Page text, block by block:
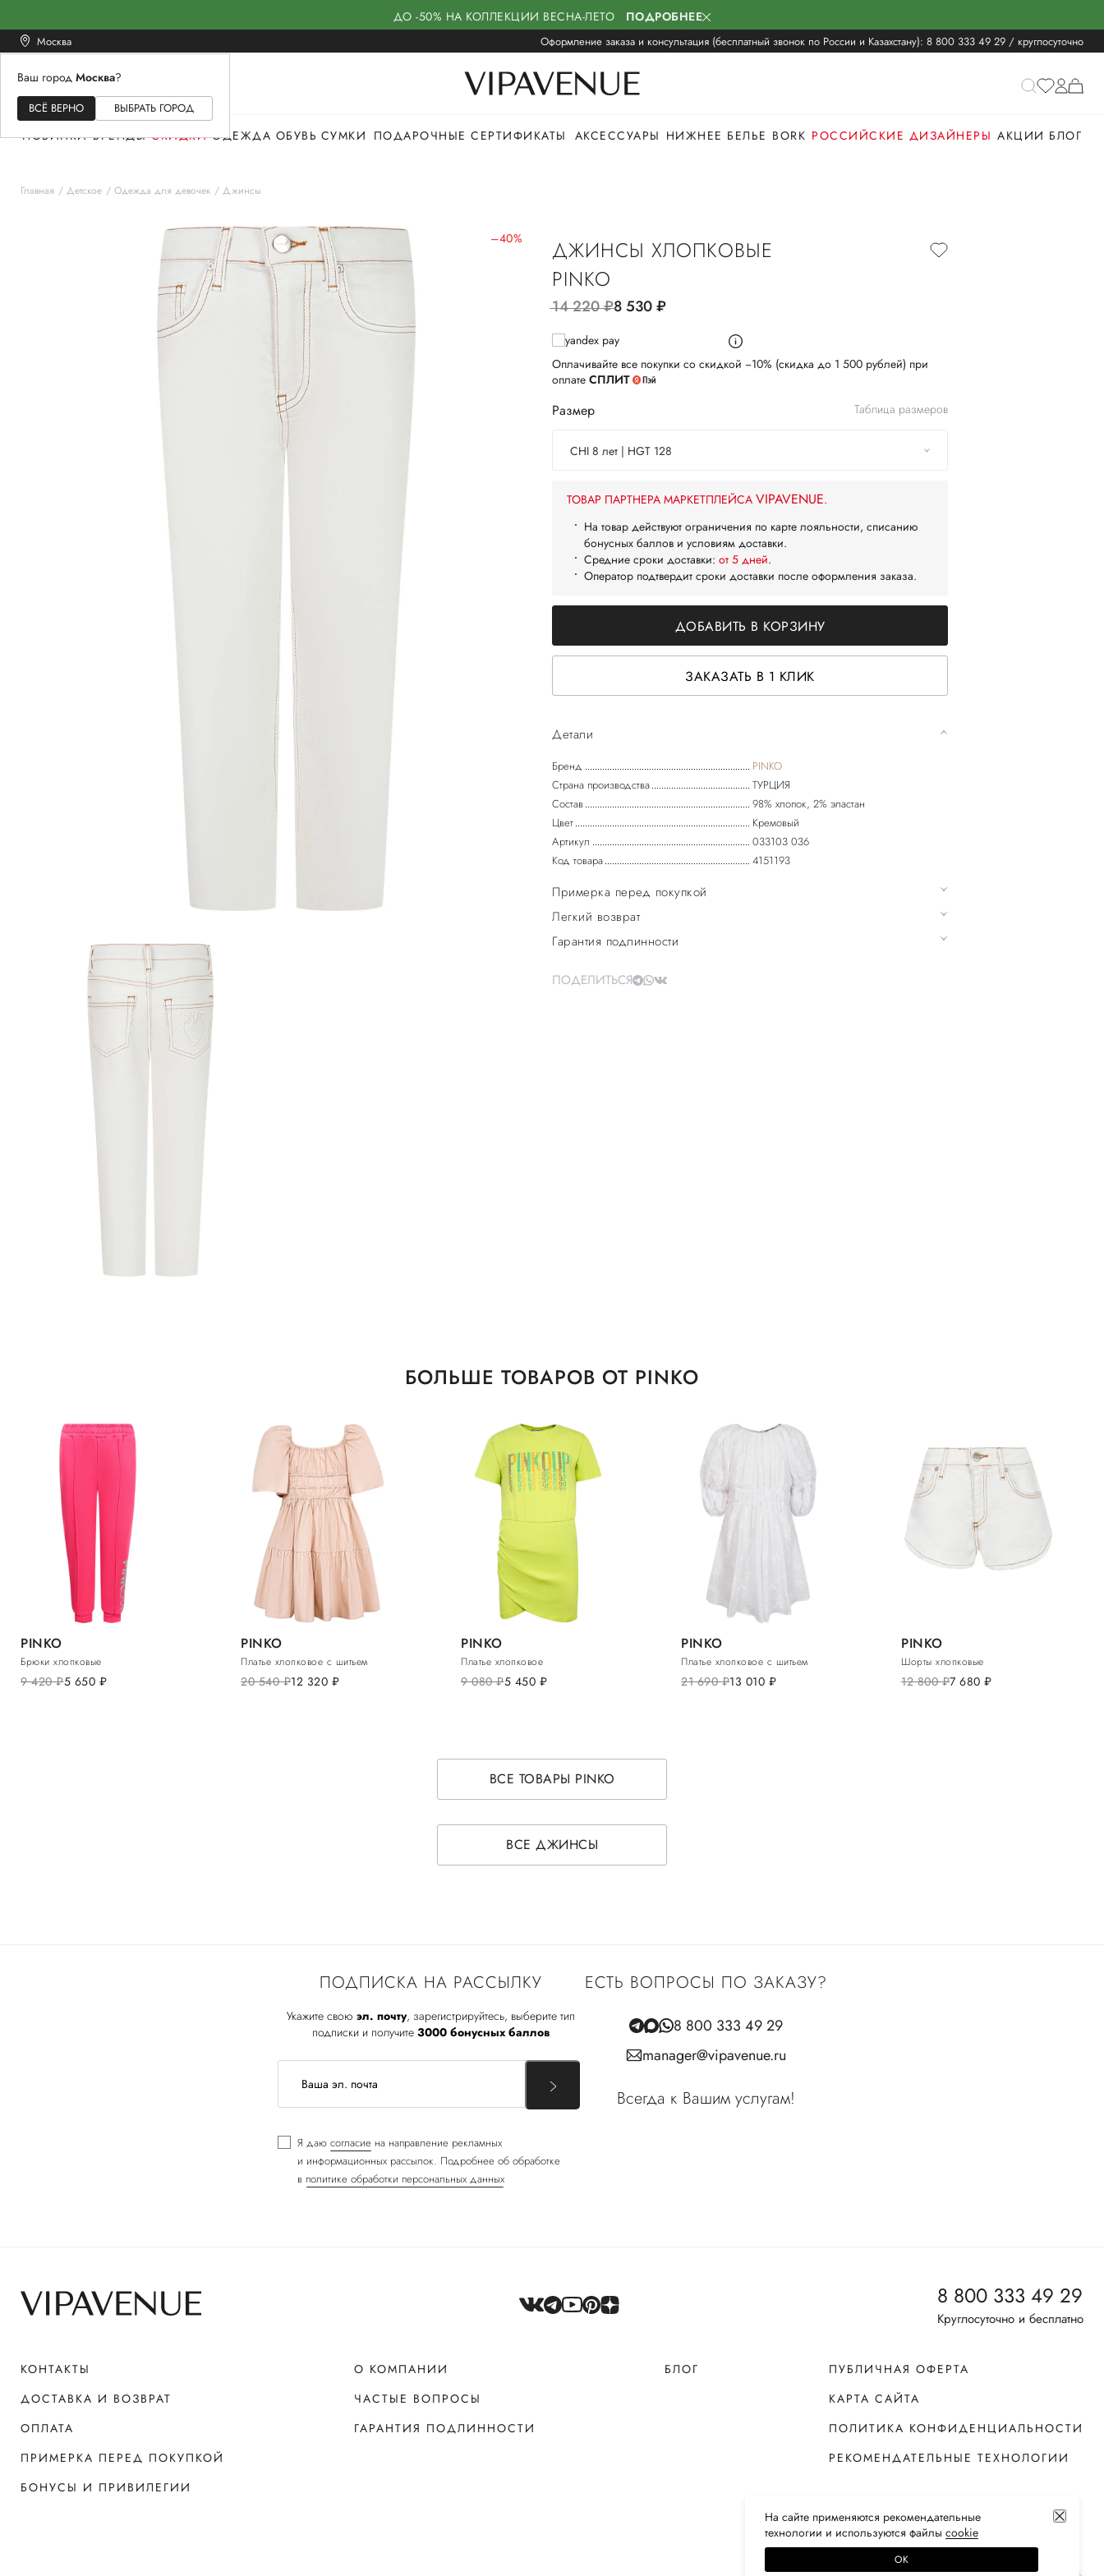
ДО -50% НА КОЛЛЕКЦИИ ВЕСНА-ЛЕТО ПОДРОБНЕЕ
Москва Оформление заказа и консультация (бесплатный звонок по России и Казахстану): 8 800 333 49 29 / круглосуточно
Ваш город Москва?
ВСЁ ВЕРНО ВЫБРАТЬ ГОРОД
ЖЕНСКОЕМУЖСКОЕ
НОВИНКИ БРЕНДЫ СКИДКИ ОДЕЖДА ОБУВЬ СУМКИ ПОДАРОЧНЫЕ СЕРТИФИКАТЫ АКСЕССУАРЫ НИЖНЕЕ БЕЛЬЕ BORK РОССИЙСКИЕ ДИЗАЙНЕРЫ АКЦИИ БЛОГ
Главная Детское Одежда для девочек Джинсы
–40%
ДЖИНСЫ ХЛОПКОВЫЕ
PINKO
14 220руб.8 530руб.
Оплачивайте все покупки со скидкой −10% (скидка до 1 500 рублей) при
оплате СПЛИТ
Размер Таблица размеров
CHI 8 лет | HGT 128
ТОВАР ПАРТНЕРА МАРКЕТПЛЕЙСА VIPAVENUE.
На товар действуют ограничения по карте лояльности, списанию
бонусных баллов и условиям доставки.
Средние сроки доставки: от 5 дней.
Оператор подтвердит сроки доставки после оформления заказа.
ДОБАВИТЬ В КОРЗИНУ
ЗАКАЗАТЬ В 1 КЛИК
Детали
Бренд
PINKO
Страна производства
ТУРЦИЯ
Состав
98% хлопок, 2% эластан
Цвет
Кремовый
Артикул
033103 036
Код товара
4151193
Примерка перед покупкой
Легкий возврат
Гарантия подлинности
ПОДЕЛИТЬСЯ
БОЛЬШЕ ТОВАРОВ ОТ PINKO
PINKO
Брюки хлопковые
9 420руб.5 650 руб.
PINKO
Платье хлопковое с шитьем
20 540руб.12 320 руб.
PINKO
Платье хлопковое
9 080руб.5 450 руб.
PINKO
Платье хлопковое с шитьем
21 690руб.13 010 руб.
PINKO
Шорты хлопковые
12 800руб.7 680 руб.
ВСЕ ТОВАРЫ PINKO
ВСЕ ДЖИНСЫ
ПОДПИСКА НА РАССЫЛКУ
Укажите свою эл. почту, зарегистрируйтесь, выберите тип
подписки и получите 3000 бонусных баллов
Я даю согласие на направление рекламных
и информационных рассылок. Подробнее об обработке
в политике обработки персональных данных
ЕСТЬ ВОПРОСЫ ПО ЗАКАЗУ?
8 800 333 49 29
manager@vipavenue.ru
Всегда к Вашим услугам!
8 800 333 49 29
Круглосуточно и бесплатно
КОНТАКТЫ
ДОСТАВКА И ВОЗВРАТ
ОПЛАТА
ПРИМЕРКА ПЕРЕД ПОКУПКОЙ
БОНУСЫ И ПРИВИЛЕГИИ
О КОМПАНИИ
ЧАСТЫЕ ВОПРОСЫ
ГАРАНТИЯ ПОДЛИННОСТИ
БЛОГ
ПУБЛИЧНАЯ ОФЕРТА
КАРТА САЙТА
ПОЛИТИКА КОНФИДЕНЦИАЛЬНОСТИ
РЕКОМЕНДАТЕЛЬНЫЕ ТЕХНОЛОГИИ
На сайте применяются рекомендательные
технологии и используются файлы сооkiе
ОК